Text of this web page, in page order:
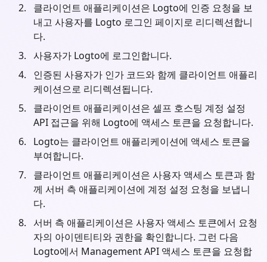
클라이언트 애플리케이션은 Logto에 인증 요청을 보
내고 사용자를 Logto 로그인 페이지로 리디렉션합니
다.
사용자가 Logto에 로그인합니다.
인증된 사용자가 인가 코드와 함께 클라이언트 애플리
케이션으로 리디렉션됩니다.
클라이언트 애플리케이션은 셀프 호스팅 계정 설정
API 접근을 위해 Logto에 액세스 토큰을 요청합니다.
Logto는 클라이언트 애플리케이션에 액세스 토큰을
부여합니다.
클라이언트 애플리케이션은 사용자 액세스 토큰과 함
께 서버 측 애플리케이션에 계정 설정 요청을 보냅니
다.
서버 측 애플리케이션은 사용자 액세스 토큰에서 요청
자의 아이덴티티와 권한을 확인합니다. 그런 다음
Logto에서 Management API 액세스 토큰을 요청합